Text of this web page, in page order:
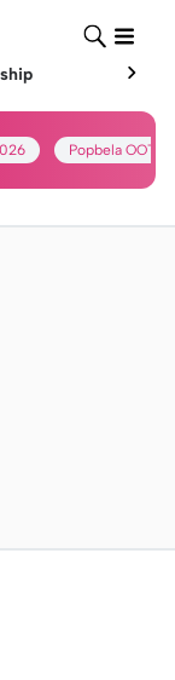
Popbela OOTD